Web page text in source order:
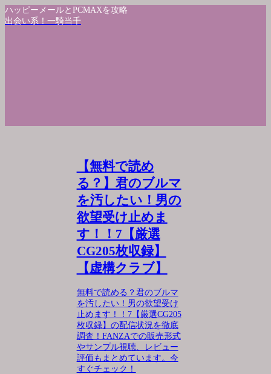
ハッピーメールとPCMAXを攻略
出会い系！一騎当千
【無料で読め
る？】君のブルマ
を汚したい！男の
欲望受け止めま
す！！7【厳選
CG205枚収録】
【虚構クラブ】
無料で読める？君のブルマ
を汚したい！男の欲望受け
止めます！！7【厳選CG205
枚収録】の配信状況を徹底
調査！FANZAでの販売形式
やサンプル視聴、レビュー
評価もまとめています。今
すぐチェック！